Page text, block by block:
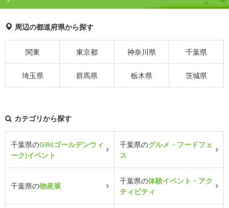
周辺の都道府県から探す
関東 東京都 神奈川県 千葉県
埼玉県 群馬県 栃木県 茨城県
カテゴリから探す
千葉県のGW(ゴールデンウィ
ーク)イベント
千葉県のグルメ・フードフェ
ス
千葉県の物産展
千葉県の体験イベント・アク
ティビティ